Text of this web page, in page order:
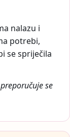
nalazu i
potrebi,
se spriječila
se